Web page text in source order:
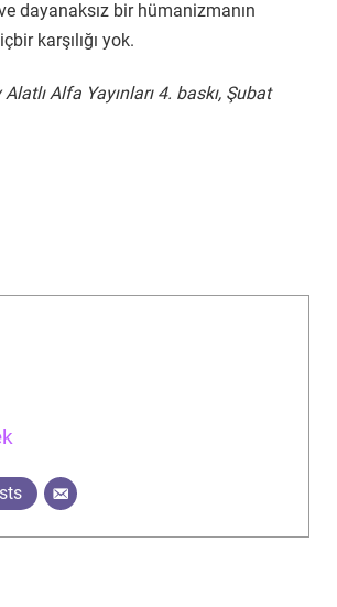
dayanaksız bir hümanizmanın
karşılığı yok.
Alatlı Alfa Yayınları 4. baskı, Şubat